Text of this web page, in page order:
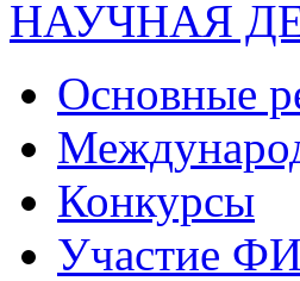
НАУЧНАЯ
Основные
Конкурсы
Участие